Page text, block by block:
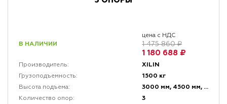
В НАЛИЧИИ
цена с НДС
1 475 860 ₽
1 180 688 ₽
Производитель: XILIN
Грузоподъемность: 1500 кг
Высота подъема: 3000 мм, 4500 мм, 5600 мм
Количество опор: 3